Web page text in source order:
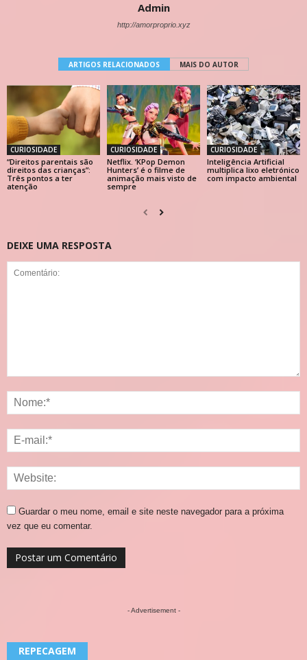
Admin
http://amorproprio.xyz
ARTIGOS RELACIONADOS MAIS DO AUTOR
CURIOSIDADE
“Direitos parentais são
direitos das crianças”:
Três pontos a ter
atenção
CURIOSIDADE
Netflix. ‘KPop Demon
Hunters’ é o filme de
animação mais visto de
sempre
CURIOSIDADE
Inteligência Artificial
multiplica lixo eletrónico
com impacto ambiental
DEIXE UMA RESPOSTA
Guardar o meu nome, email e site neste navegador para a próxima
vez que eu comentar.
- Advertisement -
REPECAGEM